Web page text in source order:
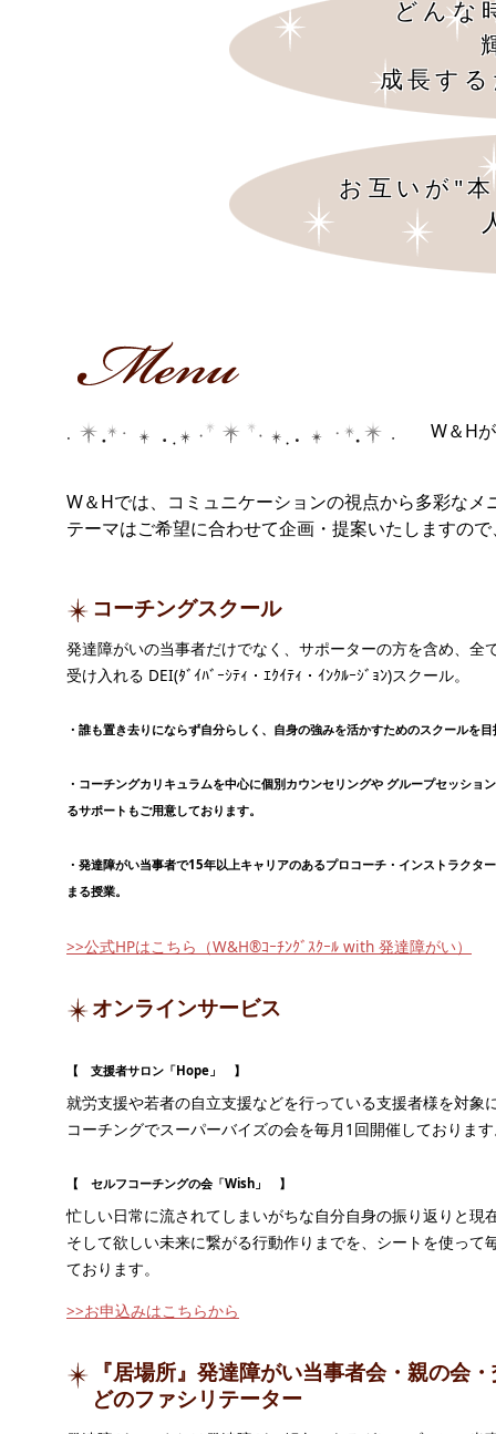
どんな
成長す
お互いが"
W＆H
W＆Hでは、コミュニケーションの視点から多彩な
テーマはご希望に合わせて企画・提案いたしますの
コーチングスクール
発達障がいの当事者だけでなく、サポーターの方を含め、全
受け入れる DEI(ﾀﾞｲﾊﾞｰｼﾃｨ・ｴｸｲﾃｨ・ｲﾝｸﾙｰｼﾞｮﾝ)スクール。
・誰も置き去りにならず自分らしく、自身の強みを活かすためのスクールを
・コーチングカリキュラムを中心に個別カウンセリングや グループセッショ
るサポートもご用意しております。
・発達障がい当事者で15年以上キャリアのあるプロコーチ・インストラクタ
まる授業。
>>公式HPはこちら（W&H®ｺｰﾁﾝｸﾞｽｸｰﾙ with 発達障がい）
オンラインサービス
【 支援者サロン「Hope」 】
就労支援や若者の自立支援などを行っている支援者様を対象
コーチングでスーパーバイズの会を毎月1回開催しておりま
【 セルフコーチングの会「Wish」 】
忙しい日常に流されてしまいがちな自分自身の振り返りと現
そして欲しい未来に繋がる行動作りまでを、シートを使って
ております。
>>お申込みはこちらから
『居場所』発達障がい当事者会・親の会
どのファシリテーター